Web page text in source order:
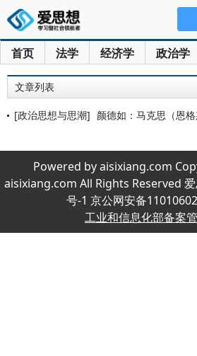
首页 法学 经济学 政治学
文章列表
[政治思想与思潮] 颜德如：马克思（恩
Powered by aisixiang.com
aisixiang.com All Rights Reserved
号-1 京公网安备
工业和信息化部备案